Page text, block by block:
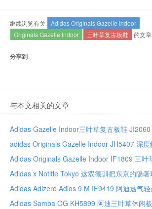
继续浏览有关
Adidas Originals Gazelle Indoor
Originals Gazelle Indoor
三叶草复古板鞋 的文章
分享到
与本文相关的文章